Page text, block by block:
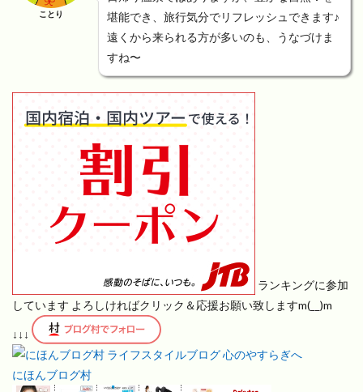
ことり
堪能でき、旅行気分でリフレッシュできます♪
遠くから来られる方が多いのも、うなづけま
すね〜
ランキングに参加
しています よろしければクリック＆応援お願い致しますm(__)m
↓↓↓
にほんブログ村